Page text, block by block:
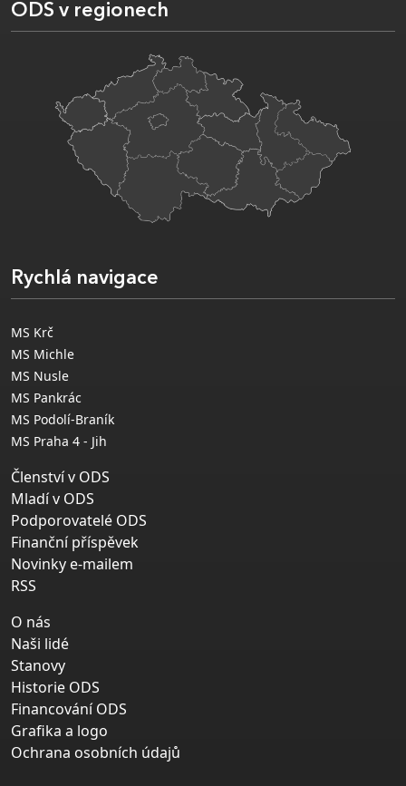
ODS v regionech
Rychlá navigace
MS Krč
MS Michle
MS Nusle
MS Pankrác
MS Podolí-Braník
MS Praha 4 - Jih
Členství v ODS
Mladí v ODS
Podporovatelé ODS
Finanční příspěvek
Novinky e-mailem
RSS
O nás
Naši lidé
Stanovy
Historie ODS
Financování ODS
Grafika a logo
Ochrana osobních údajů